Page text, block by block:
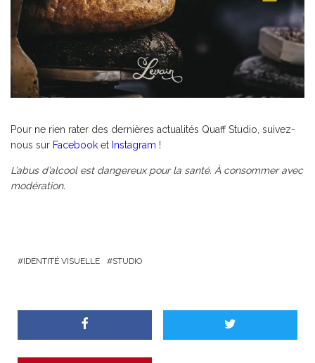
Pour ne rien rater des dernières actualités Quaff Studio, suivez-
nous sur Facebook et Instagram !
L’abus d’alcool est dangereux pour la santé. À consommer avec
modération.
IDENTITÉ VISUELLE STUDIO